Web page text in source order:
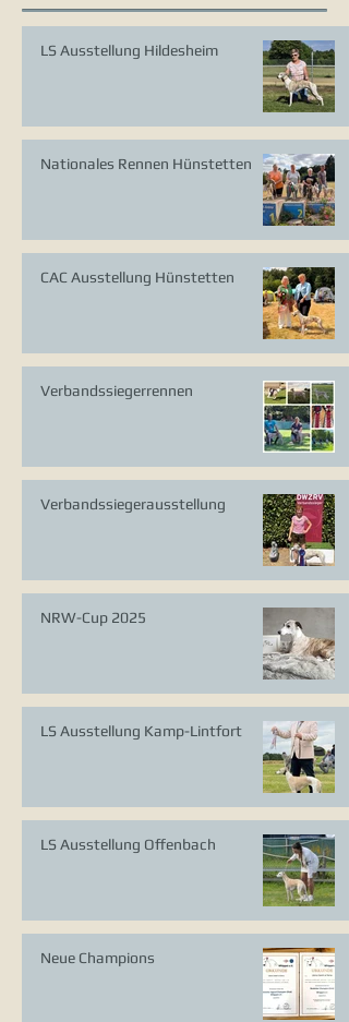
LS Ausstellung Hildesheim
Nationales Rennen Hünstetten
CAC Ausstellung Hünstetten
Verbandssiegerrennen
Verbandssiegerausstellung
NRW-Cup 2025
LS Ausstellung Kamp-Lintfort
LS Ausstellung Offenbach
Neue Champions